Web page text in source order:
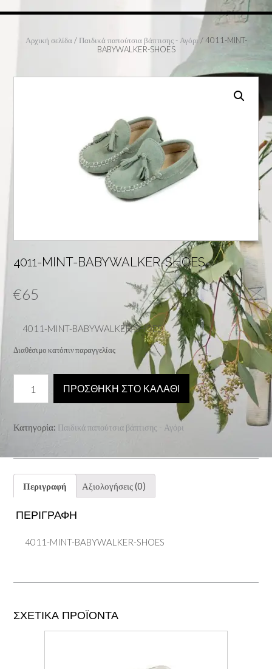
Αρχική σελίδα/ Παιδικά παπούτσια βάπτισης - Αγόρι / 4011-MINT-
BABYWALKER-SHOES
4011-MINT-BABYWALKER-SHOES
€65
4011-MINT-BABYWALKER-SHOES
Διαθέσιμο κατόπιν παραγγελίας
MINT-
BABYWALKER-
ποσότητα
ΠΡΟΣΘΉΚΗ ΣΤΟ ΚΑΛΆΘΙ
Κατηγορία: Παιδικά παπούτσια βάπτισης - Αγόρι
Περιγραφή Αξιολογήσεις (0)
ΠΕΡΙΓΡΑΦΉ
4011-MINT-BABYWALKER-SHOES
ΣΧΕΤΙΚΆ ΠΡΟΪΌΝΤΑ